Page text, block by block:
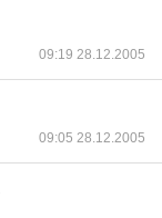
09:19 28.12.2005
09:05 28.12.2005